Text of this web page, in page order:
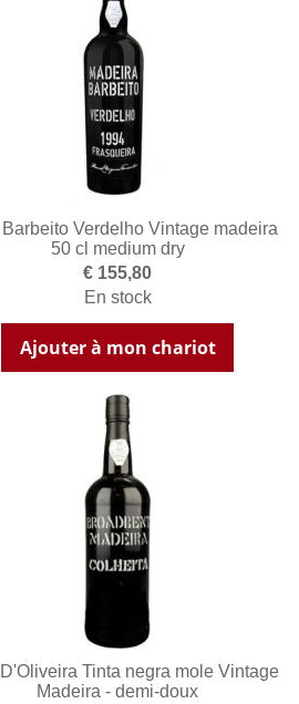
Verdelho Vintage madeira
50 cl medium dry
€ 155,80
En stock
Ajouter à mon chariot
Tinta negra mole Vintage
Madeira - demi-doux